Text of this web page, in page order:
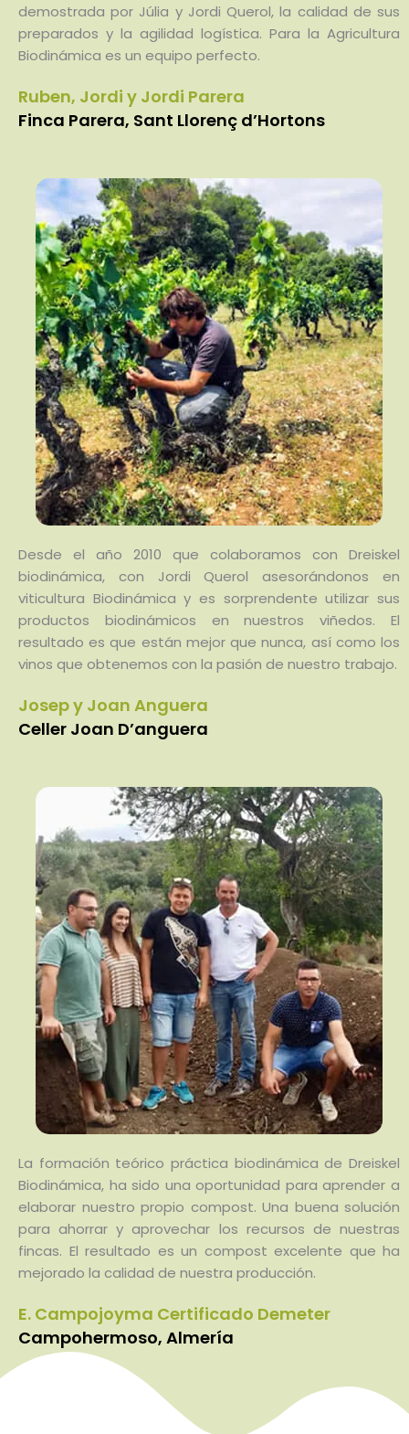
demostrada por Júlia y Jordi Querol, la calidad de sus
preparados y la agilidad logística. Para la Agricultura
Biodinámica es un equipo perfecto.
Ruben, Jordi y Jordi Parera
Finca Parera, Sant Llorenç d’Hortons
Desde el año 2010 que colaboramos con Dreiskel
biodinámica, con Jordi Querol asesorándonos en
viticultura Biodinámica y es sorprendente utilizar sus
productos biodinámicos en nuestros viñedos. El
resultado es que están mejor que nunca, así como los
vinos que obtenemos con la pasión de nuestro trabajo.
Josep y Joan Anguera
Celler Joan D’anguera
La formación teórico práctica biodinámica de Dreiskel
Biodinámica, ha sido una oportunidad para aprender a
elaborar nuestro propio compost. Una buena solución
para ahorrar y aprovechar los recursos de nuestras
fincas. El resultado es un compost excelente que ha
mejorado la calidad de nuestra producción.
E. Campojoyma Certificado Demeter
Campohermoso, Almería